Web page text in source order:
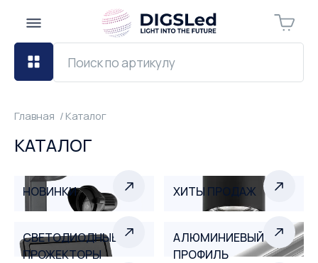
Главная Каталог
КАТАЛОГ
НОВИНКИ ХИТЫ ПРОДАЖ
СВЕТОДИОДНЫЕ
ПРОЖЕКТОРЫ
АЛЮМИНИЕВЫЙ
ПРОФИЛЬ